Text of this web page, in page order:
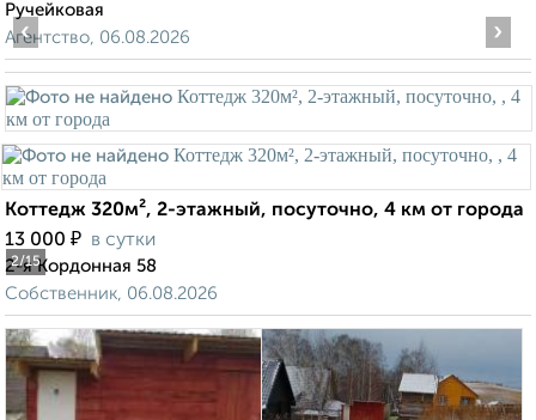
Ручейковая
Агентство, 06.08.2026
2/15
‹ ›
Коттедж 320м², 2-этажный, посуточно, 4 км от города
13 000 ₽ в сутки
2-я Кордонная 58
Собственник, 06.08.2026